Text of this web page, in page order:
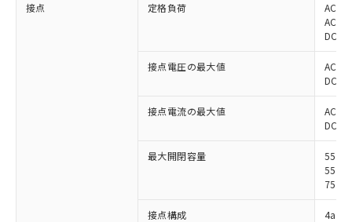
接点 定格負荷
接点電圧の最大値
接点電流の最大値
AC:
DC:
最大開閉容量
接点構成 4a